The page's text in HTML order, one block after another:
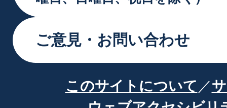
ご意見・お問い合わせ
このサイトについて